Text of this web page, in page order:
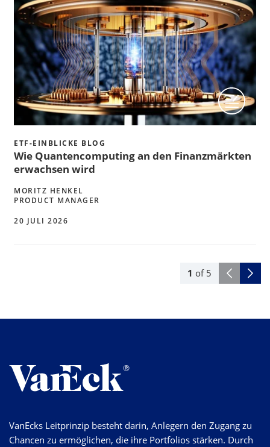
1 of 5
ETF-EINBLICKE BLOG
Wie Quantencomputing an den Finanzmärkten
erwachsen wird
MORITZ HENKEL
PRODUCT MANAGER
20 JULI 2026
VanEcks Leitprinzip besteht darin, Anlegern den Zugang zu
Chancen zu ermöglichen, die ihre Portfolios stärken. Durch